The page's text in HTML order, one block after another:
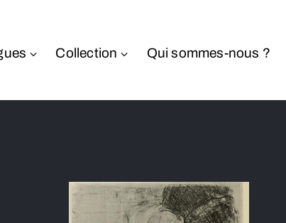
Collection Qui sommes-nous ?